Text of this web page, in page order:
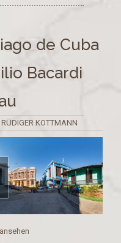
de Cuba
Bacardi
RÜDIGER KOTTMANN